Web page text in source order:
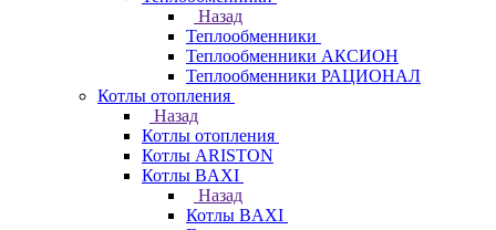
Назад
Теплообменники
Теплообменники АКСИОН
Теплообменники РАЦИОНАЛ
Котлы отопления
Назад
Котлы отопления
Котлы ARISTON
Котлы BAXI
Назад
Котлы BAXI